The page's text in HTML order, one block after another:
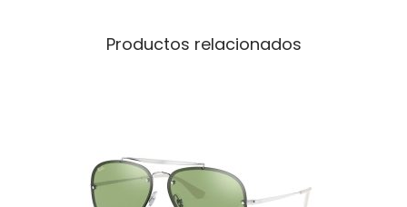
Productos relacionados